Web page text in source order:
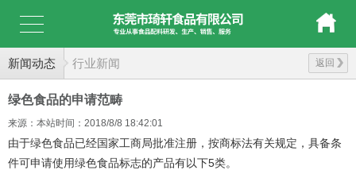
新闻动态 返回
行业新闻
绿色食品的申请范畴
来源：本站时间：2018/8/8 18:42:01
由于绿色食品已经国家工商局批准注册，按商标法有关规定，具备条
件可申请使用绿色食品标志的产品有以下5类。